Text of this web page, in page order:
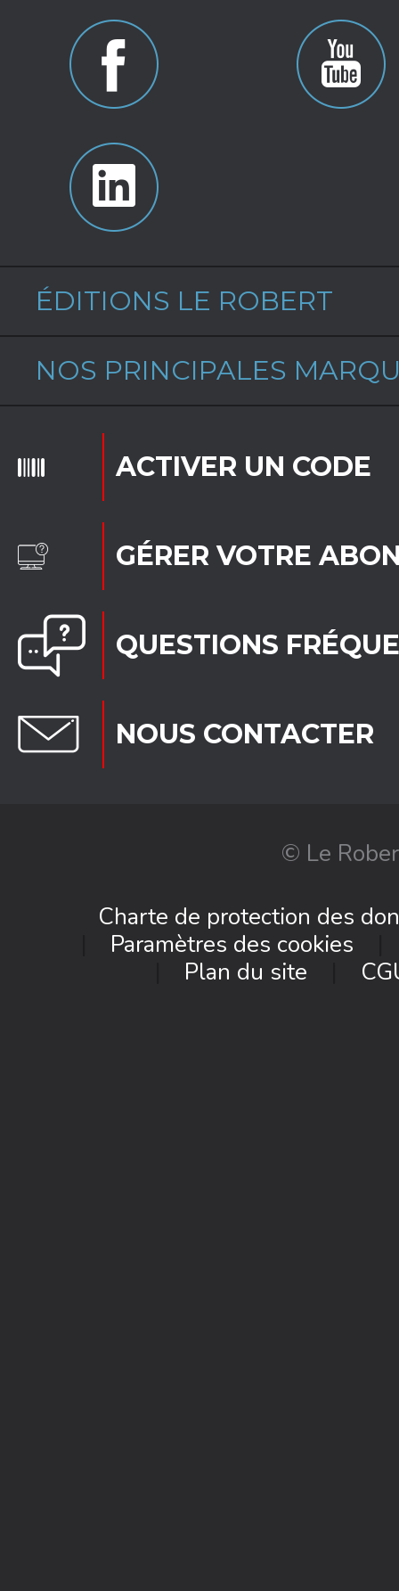
ÉDITIONS LE ROBERT
NOS PRINCIPALES
ACTIVER UN CODE
GÉRER VOTRE
QUESTIONS
NOUS CONTACTER
© Le
Charte de protection des
Paramètres des cookies
Plan du site